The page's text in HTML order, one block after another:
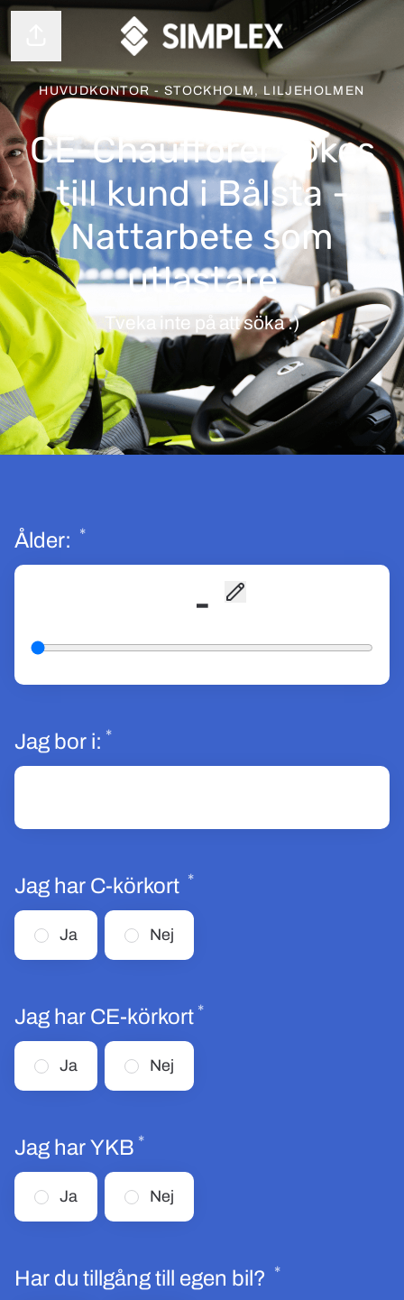
HUVUDKONTOR - STOCKHOLM, LILJEHOLMEN
CE-Chaufförer sökes
till kund i Bålsta -
Nattarbete som
utlastare
Tveka inte på att söka :)
Ålder: *Obligatoriskt
-
Jag bor i: *Obligatoriskt
Jag har C-körkort *Obligatoriskt
Ja Nej
Jag har CE-körkort *Obligatoriskt
Ja Nej
Jag har YKB *Obligatoriskt
Ja Nej
Har du tillgång till egen bil? *Obligatoriskt